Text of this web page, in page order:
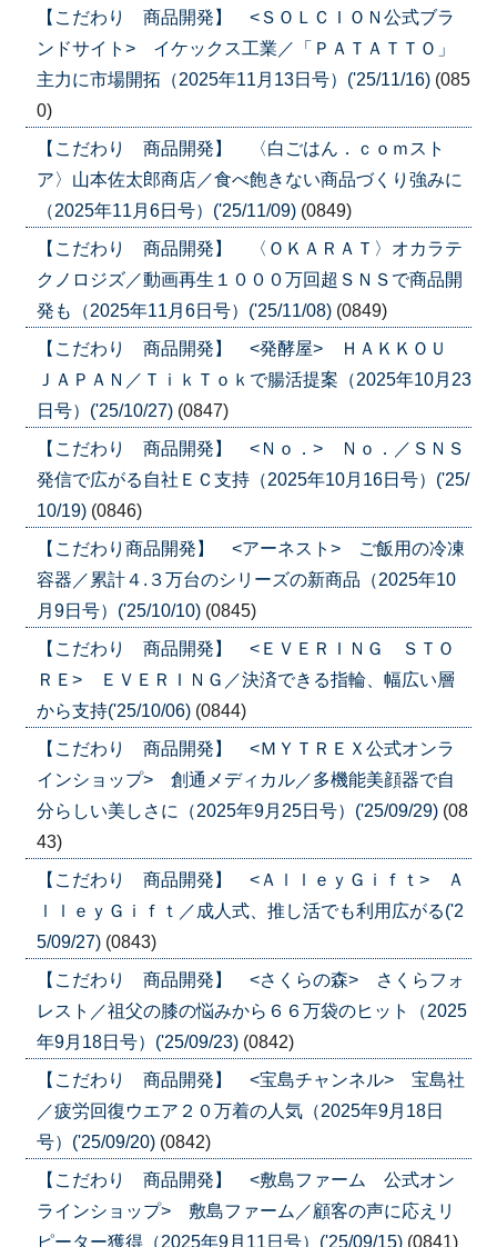
【こだわり 商品開発】 <ＳＯＬＣＩＯＮ公式ブラ
ンドサイト> イケックス工業／「ＰＡＴＡＴＴＯ」
主力に市場開拓（2025年11月13日号）('25/11/16) (085
0)
【こだわり 商品開発】 〈白ごはん．ｃｏｍスト
ア〉山本佐太郎商店／食べ飽きない商品づくり強みに
（2025年11月6日号）('25/11/09) (0849)
【こだわり 商品開発】 〈ＯＫＡＲＡＴ〉オカラテ
クノロジズ／動画再生１０００万回超ＳＮＳで商品開
発も（2025年11月6日号）('25/11/08) (0849)
【こだわり 商品開発】 <発酵屋> ＨＡＫＫＯＵ
ＪＡＰＡＮ／ＴｉｋＴｏｋで腸活提案（2025年10月23
日号）('25/10/27) (0847)
【こだわり 商品開発】 <Ｎｏ．> Ｎｏ．／ＳＮＳ
発信で広がる自社ＥＣ支持（2025年10月16日号）('25/
10/19) (0846)
【こだわり商品開発】 <アーネスト> ご飯用の冷凍
容器／累計４.３万台のシリーズの新商品（2025年10
月9日号）('25/10/10) (0845)
【こだわり 商品開発】 <ＥＶＥＲＩＮＧ ＳＴＯ
ＲＥ> ＥＶＥＲＩＮＧ／決済できる指輪、幅広い層
から支持('25/10/06) (0844)
【こだわり 商品開発】 <ＭＹＴＲＥＸ公式オンラ
インショップ> 創通メディカル／多機能美顔器で自
分らしい美しさに（2025年9月25日号）('25/09/29) (08
43)
【こだわり 商品開発】 <ＡｌｌｅｙＧｉｆｔ> Ａ
ｌｌｅｙＧｉｆｔ／成人式、推し活でも利用広がる('2
5/09/27) (0843)
【こだわり 商品開発】 <さくらの森> さくらフォ
レスト／祖父の膝の悩みから６６万袋のヒット（2025
年9月18日号）('25/09/23) (0842)
【こだわり 商品開発】 <宝島チャンネル> 宝島社
／疲労回復ウエア２０万着の人気（2025年9月18日
号）('25/09/20) (0842)
【こだわり 商品開発】 <敷島ファーム 公式オン
ラインショップ> 敷島ファーム／顧客の声に応えリ
ピーター獲得（2025年9月11日号）('25/09/15) (0841)